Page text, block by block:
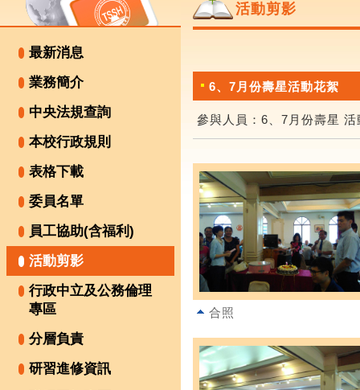
最新消息
業務簡介
中央法規查詢
本校行政規則
表格下載
委員名單
員工協助(含福利)
活動剪影
行政中立及公務倫理
專區
分層負責
研習進修資訊
活動剪影
6、7月份壽星活動花絮
參與人員：6、7月份壽星
合照